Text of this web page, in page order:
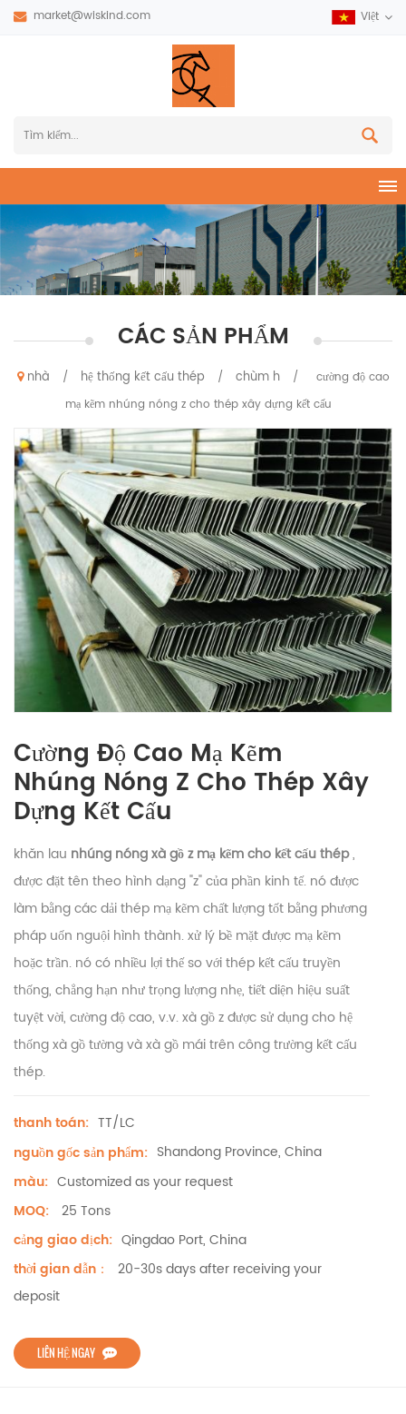
market@wiskind.com Việt
CÁC SẢN PHẨM
nhà / hệ thống kết cấu thép / chùm h /
cường độ cao
mạ kẽm nhúng nóng z cho thép xây dựng kết cấu
Cường Độ Cao Mạ Kẽm
Nhúng Nóng Z Cho Thép Xây
Dựng Kết Cấu
khăn lau nhúng nóngxà gồ z mạ kẽm cho kết cấu thép,
được đặt tên theo hình dạng "z" của phần kinh tế. nó được
làm bằng các dải thép mạ kẽm chất lượng tốt bằng phương
pháp uốn nguội hình thành. xử lý bề mặt được mạ kẽm
hoặc trần. nó có nhiều lợi thế so với thép kết cấu truyền
thống, chẳng hạn như trọng lượng nhẹ, tiết diện hiệu suất
tuyệt vời, cường độ cao, v.v. xà gồ z được sử dụng cho hệ
thống xà gồ tường và xà gồ mái trên công trường kết cấu
thép.
thanh toán: TT/LC
nguồn gốc sản phẩm: Shandong Province, China
màu: Customized as your request
MOQ:
25 Tons
cảng giao dịch: Qingdao Port, China
thời gian dẫn：
20-30s days after receiving your
deposit
LIÊN HỆ NGAY